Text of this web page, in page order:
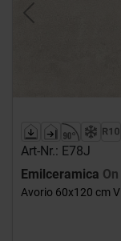
Previous
Art-Nr.: E78J
Emilceramica
Avorio 60x120 cm